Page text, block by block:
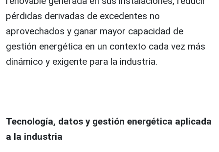
pérdidas derivadas de excedentes no
aprovechados y ganar mayor capacidad de
gestión energética en un contexto cada vez más
dinámico y exigente para la industria.
Tecnología, datos y gestión energética aplicada
a la industria